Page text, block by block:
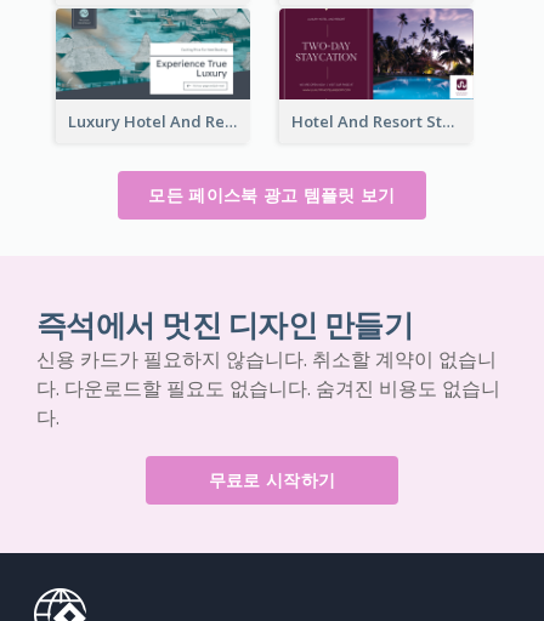
Luxury Hotel And Resort Booking Facebook Ad Hotel And Resort Staycation Promotion Facebook Ad
모든 페이스북 광고 템플릿 보기
즉석에서 멋진 디자인 만들기
신용 카드가 필요하지 않습니다. 취소할 계약이 없습니
다. 다운로드할 필요도 없습니다. 숨겨진 비용도 없습니
다.
무료로 시작하기